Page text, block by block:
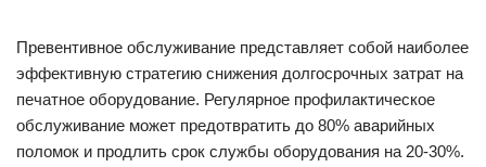
Превентивное обслуживание представляет собой наиболее
эффективную стратегию снижения долгосрочных затрат на
печатное оборудование. Регулярное профилактическое
обслуживание может предотвратить до 80% аварийных
поломок и продлить срок службы оборудования на 20-30%.